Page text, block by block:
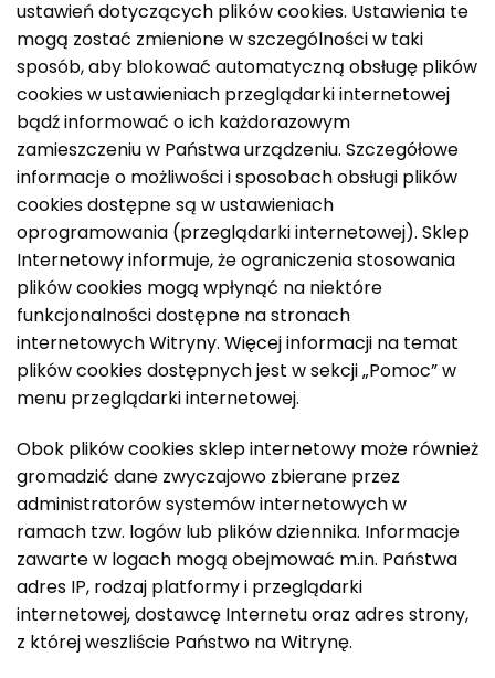
ustawień dotyczących plików cookies. Ustawienia te
mogą zostać zmienione w szczególności w taki
sposób, aby blokować automatyczną obsługę plików
cookies w ustawieniach przeglądarki internetowej
bądź informować o ich każdorazowym
zamieszczeniu w Państwa urządzeniu. Szczegółowe
informacje o możliwości i sposobach obsługi plików
cookies dostępne są w ustawieniach
oprogramowania (przeglądarki internetowej). Sklep
Internetowy informuje, że ograniczenia stosowania
plików cookies mogą wpłynąć na niektóre
funkcjonalności dostępne na stronach
internetowych Witryny. Więcej informacji na temat
plików cookies dostępnych jest w sekcji „Pomoc” w
menu przeglądarki internetowej.
Obok plików cookies sklep internetowy może również
gromadzić dane zwyczajowo zbierane przez
administratorów systemów internetowych w
ramach tzw. logów lub plików dziennika. Informacje
zawarte w logach mogą obejmować m.in. Państwa
adres IP, rodzaj platformy i przeglądarki
internetowej, dostawcę Internetu oraz adres strony,
z której weszliście Państwo na Witrynę.